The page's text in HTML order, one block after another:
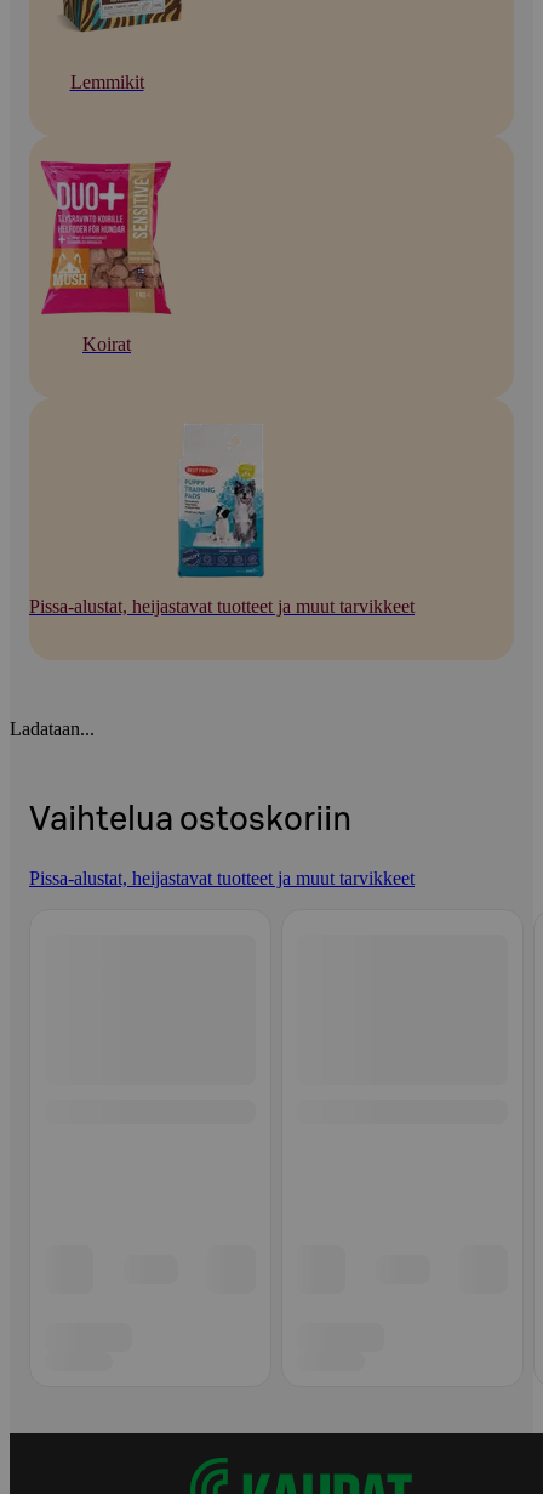
Lemmikit
Koirat
Pissa-alustat, heijastavat tuotteet ja muut tarvikkeet
Ladataan...
Vaihtelua ostoskoriin
Pissa-alustat, heijastavat tuotteet ja muut tarvikkeet